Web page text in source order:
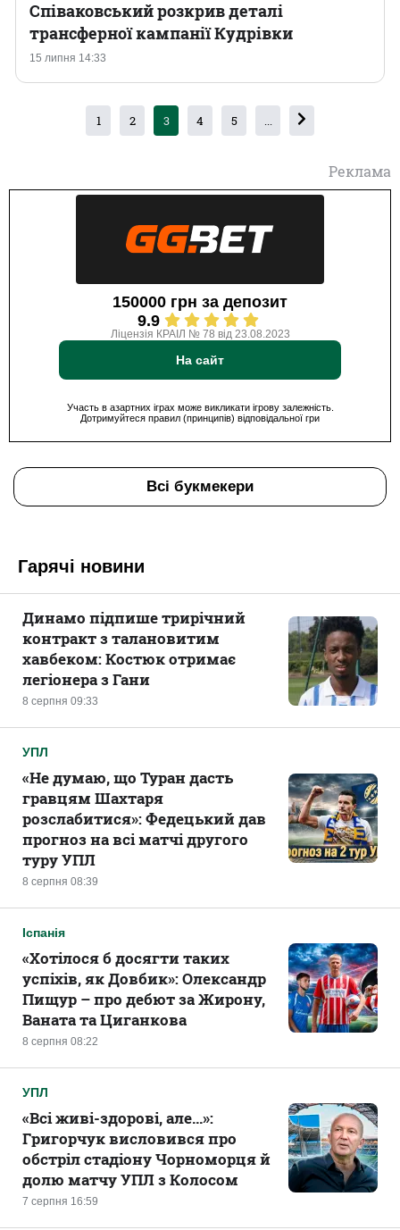
15 липня 14:33
Співаковський розкрив деталі
трансферної кампанії Кудрівки
1 2 3 4 5 ...
Реклама
150000 грн за депозит
9.9
Ліцензія КРАІЛ № 78 від 23.08.2023
На сайт
Участь в азартних іграх може викликати ігрову залежність.
Дотримуйтеся правил (принципів) відповідальної гри
Всі букмекери
Гарячі новини
8 серпня 09:33
Динамо підпише трирічний
контракт з талановитим
хавбеком: Костюк отримає
легіонера з Гани
УПЛ
8 серпня 08:39
«Не думаю, що Туран дасть
гравцям Шахтаря
розслабитися»: Федецький дав
прогноз на всі матчі другого
туру УПЛ
Іспанія
8 серпня 08:22
«Хотілося б досягти таких
успіхів, як Довбик»: Олександр
Пищур – про дебют за Жирону,
Ваната та Циганкова
УПЛ
7 серпня 16:59
«Всі живі-здорові, але...»:
Григорчук висловився про
обстріл стадіону Чорноморця й
долю матчу УПЛ з Колосом